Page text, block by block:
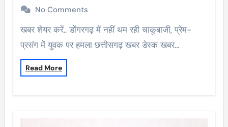
No Comments
खबर शेयर करें.. डोंगरगढ़ में नहीं थम रही चाकूबाजी, प्रेम-
प्रसंग में युवक पर हमला छत्तीसगढ़ खबर डेस्क खबर…
Read More